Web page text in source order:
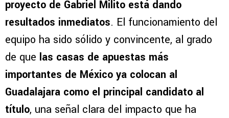
proyecto de Gabriel Milito está dando
resultados inmediatos. El funcionamiento del
equipo ha sido sólido y convincente, al grado
de que las casas de apuestas más
importantes de México ya colocan al
Guadalajara como el principal candidato al
título, una señal clara del impacto que ha